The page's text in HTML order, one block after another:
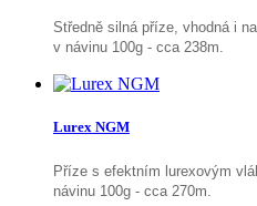
Středně silná příze, vhodná i
v návinu 100g - cca 238m.
Lurex NGM
Příze s efektním lurexovým
návinu 100g - cca 270m.